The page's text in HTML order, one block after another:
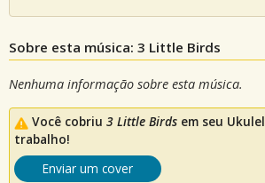
Sobre esta música: 3 Little Birds
Nenhuma informação sobre esta música.
Você cobriu 3 Little Birds em seu
trabalho!
Enviar um cover